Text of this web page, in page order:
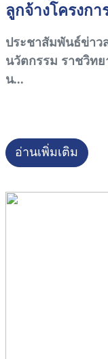
ลูกจ้างโครงก
ประชาสัมพันธ์ข่าว
นวัตกรรม ราชวิท
น...
อ่านเพิ่มเติม